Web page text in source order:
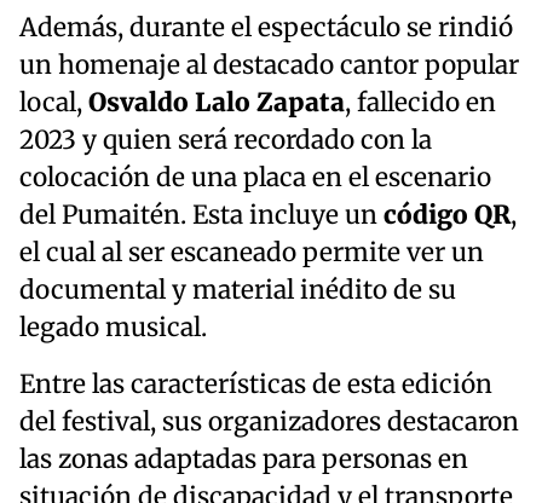
Además, durante el espectáculo se rindió
un homenaje al destacado cantor popular
local,Osvaldo Lalo Zapata, fallecido en
2023 y quien será recordado con la
colocación de una placa en el escenario
del Pumaitén. Esta incluye uncódigo QR,
el cual al ser escaneado permite ver un
documental y material inédito de su
legado musical.
Entre las características de esta edición
del festival, sus organizadores destacaron
las zonas adaptadas para personas en